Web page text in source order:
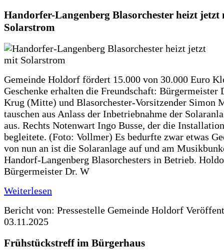
Handorfer-Langenberg Blasorchester heizt jetzt
Solarstrom
Gemeinde Holdorf fördert 15.000 von 30.000 Euro
Geschenke erhalten die Freundschaft: Bürgermeister
Krug (Mitte) und Blasorchester-Vorsitzender Simon
tauschen aus Anlass der Inbetriebnahme der
aus. Rechts Notenwart Ingo Busse, der die
begleitete. (Foto: Vollmer) Es bedurfte zwar etwas
von nun an ist die Solaranlage auf und am
Handorf-Langenberg Blasorchesters in Betrieb.
Bürgermeister Dr. W
Weiterlesen
Bericht von: Pressestelle Gemeinde Holdorf
03.11.2025
Frühstückstreff im Bürgerhaus